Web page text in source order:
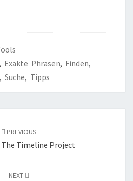
Exakte Phrasen, Finden,
, Suche, Tipps
PREVIOUS
Timeline Project
NEXT